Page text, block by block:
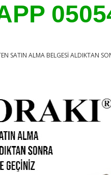
SATIN ALMA BELGESİ ALDIKTAN